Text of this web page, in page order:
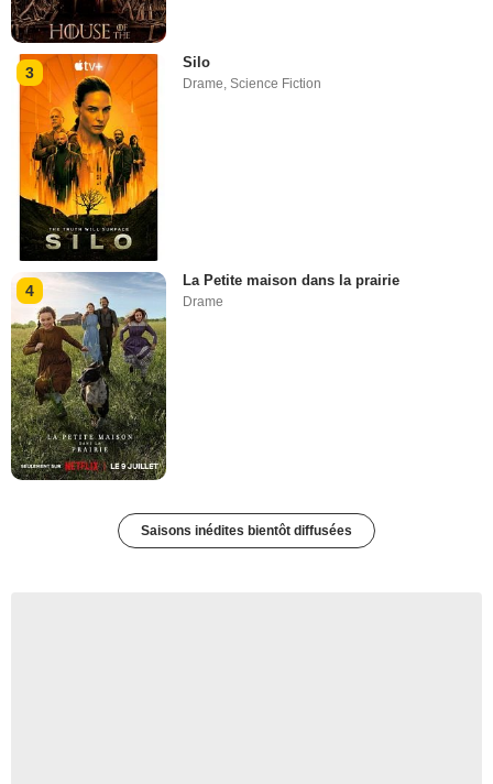
3
Silo
Drame,Science Fiction
4
La Petite maison dans la prairie
Drame
Saisons inédites bientôt diffusées